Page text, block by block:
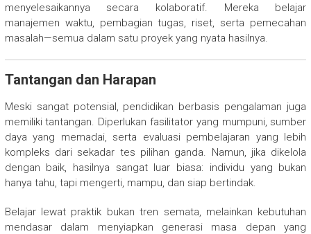
menyelesaikannya secara kolaboratif. Mereka belajar
manajemen waktu, pembagian tugas, riset, serta pemecahan
masalah—semua dalam satu proyek yang nyata hasilnya.
Tantangan dan Harapan
Meski sangat potensial, pendidikan berbasis pengalaman juga
memiliki tantangan. Diperlukan fasilitator yang mumpuni, sumber
daya yang memadai, serta evaluasi pembelajaran yang lebih
kompleks dari sekadar tes pilihan ganda. Namun, jika dikelola
dengan baik, hasilnya sangat luar biasa: individu yang bukan
hanya tahu, tapi mengerti, mampu, dan siap bertindak.
Belajar lewat praktik bukan tren semata, melainkan kebutuhan
mendasar dalam menyiapkan generasi masa depan yang